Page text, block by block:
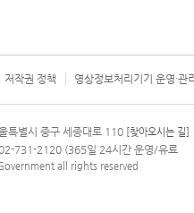
저작권 정책 영상정보처리기기 운영·관
특별시 중구 세종대로 110 [찾아오시는 길]
731-2120 (365일 24시간 운영/유료
all rights reserved